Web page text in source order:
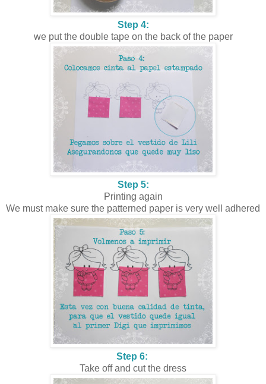
Step 4:
we put the double tape on the back of the paper
Step 5:
Printing again
We must make sure the patterned paper is very well adhered
Step 6:
Take off and cut the dress